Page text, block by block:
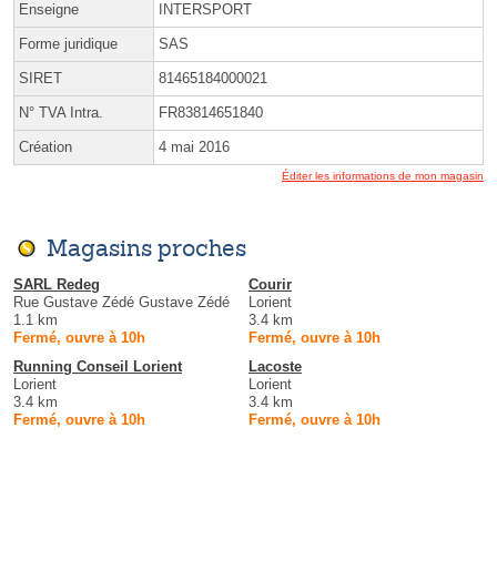
Enseigne INTERSPORT
Forme juridique SAS
SIRET 81465184000021
N° TVA Intra. FR83814651840
Création 4 mai 2016
Éditer les informations de mon magasin
Magasins proches
SARL Redeg
Rue Gustave Zédé Gustave Zédé
1.1 km
Fermé, ouvre à 10h
Courir
Lorient
3.4 km
Fermé, ouvre à 10h
Running Conseil Lorient
Lorient
3.4 km
Fermé, ouvre à 10h
Lacoste
Lorient
3.4 km
Fermé, ouvre à 10h